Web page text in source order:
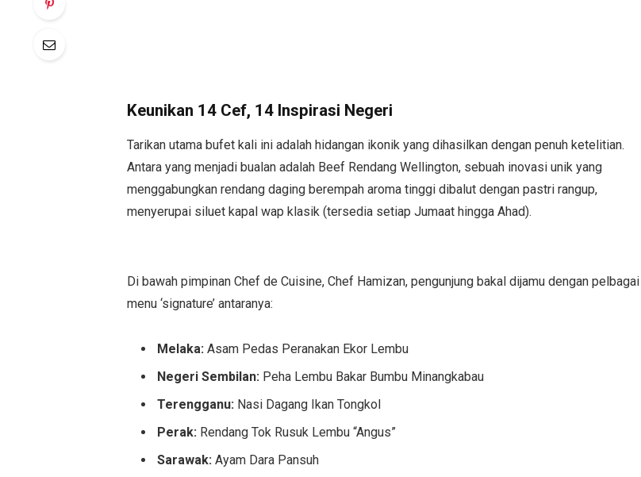
Keunikan 14 Cef, 14 Inspirasi Negeri
Tarikan utama bufet kali ini adalah hidangan ikonik yang dihasilkan dengan penuh ketelitian.
Antara yang menjadi bualan adalah Beef Rendang Wellington, sebuah inovasi unik yang
menggabungkan rendang daging berempah aroma tinggi dibalut dengan pastri rangup,
menyerupai siluet kapal wap klasik (tersedia setiap Jumaat hingga Ahad).
Di bawah pimpinan Chef de Cuisine, Chef Hamizan, pengunjung bakal dijamu dengan pelbagai
menu ‘signature’ antaranya:
Melaka: Asam Pedas Peranakan Ekor Lembu
Negeri Sembilan: Peha Lembu Bakar Bumbu Minangkabau
Terengganu: Nasi Dagang Ikan Tongkol
Perak: Rendang Tok Rusuk Lembu “Angus”
Sarawak: Ayam Dara Pansuh